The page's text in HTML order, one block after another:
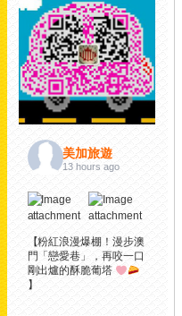
美加旅遊
13 hours ago
【粉紅浪漫爆棚！漫步澳
門「戀愛巷」，再咬一口
剛出爐的酥脆葡塔
】